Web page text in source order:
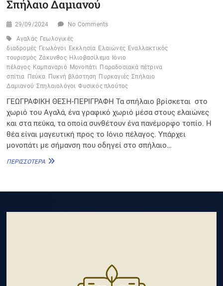
Σπήλαιο Δαμιανού
29/09/2024 No Comments
Αγαλάς Γεωλογικές
διαδρομές Γεωλόγοι Εκκλησία Ελαιώνες Εναλλακτικός
τουρισμός Ζάκυνθος Ηλιοβασίλεμα Ιόνιο
πέλαγος Καμπαναριό Μονοπάτι Παραδοσιακά πέτρινα
σπίτια Πεύκα Πυκνή βλάστηση Πυρκαγιές Σπήλαιο
Δαμιανού Σπηλαιολόγοι Φυσικός πλούτος
ΓΕΩΓΡΑΦΙΚΗ ΘΕΣΗ-ΠΕΡΙΓΡΑΦΗ Τα σπήλαιο βρίσκεται στο
χωριό του Αγαλά, ένα γραφικό χωριό μέσα στους ελαιώνες
και στα πεύκα, τα οποία συνθέτουν ένα πανέμορφο τοπίο. Η
θέα είναι μαγευτική προς το Ιόνιο πέλαγος. Υπάρχει
μονοπάτι με σήμανση που οδηγεί στο σπήλαιο…
ΠΕΡΙΣΣΌΤΕΡΑ ΣΠΉΛΑΙΟ